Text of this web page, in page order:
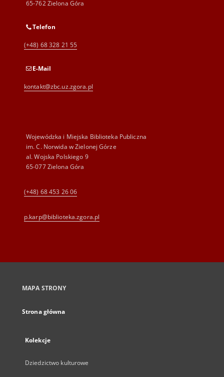
65-762 Zielona Góra
Telefon
(+48) 68 328 21 55
E-Mail
kontakt@zbc.uz.zgora.pl
Wojewódzka i Miejska Biblioteka Publiczna
im. C. Norwida w Zielonej Górze
al. Wojska Polskiego 9
65-077 Zielona Góra
(+48) 68 453 26 06
p.karp@biblioteka.zgora.pl
MAPA STRONY
Strona główna
Kolekcje
Dziedzictwo kulturowe